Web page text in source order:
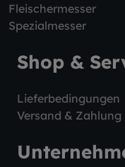
Fleischermesser
Spezialmesser
Shop &
Lieferbedingungen
Versand & Zahlung